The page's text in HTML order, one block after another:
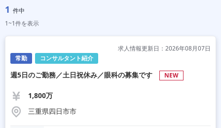
1 件中
1~1件を表示
常勤 コンサルタント紹介
求人情報更新日：2026年08月07日
週5日のご勤務／土日祝休み／眼科の募集です NEW
1,800万
三重県四日市市